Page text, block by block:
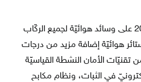
تحتوي إنفينيتي QX60 موديل 2021 على وسائد هوائيّة لجميع الركّاب
هوائيّة إضافة مزيد من درجات
تقنيّات الأمان النشطة القياسيّة
في الثبات، ونظام مكابح